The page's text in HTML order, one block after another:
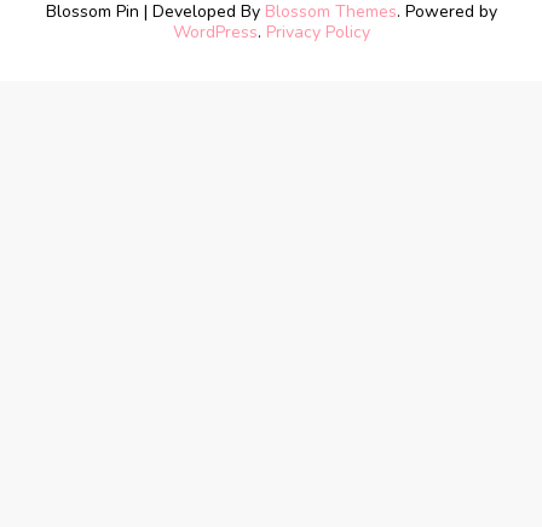
Blossom Pin | Developed By Blossom Themes. Powered by
WordPress. Privacy Policy